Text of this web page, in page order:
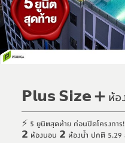
𝗣𝗹𝘂𝘀 𝗦𝗶𝘇𝗲 ➕ ห้อง
⚡ 5 ยูนิตสุดท้าย ก่อนปิดโครงการ!
𝟮 ห้องนอน 𝟮 ห้องน้ำ ปกติ 5.29